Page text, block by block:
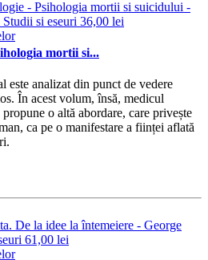
mortii si...
este analizat din punct de vedere
În acest volum, însă, medicul
o altă abordare, care privește
ca pe o manifestare a ființei aflată